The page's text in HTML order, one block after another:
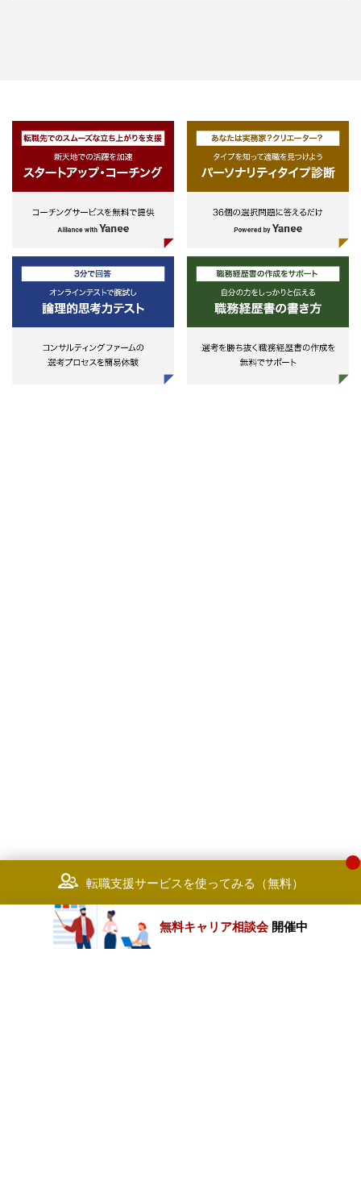
転職支援サービスを使ってみる（無料）
無料キャリア相談会 開催中